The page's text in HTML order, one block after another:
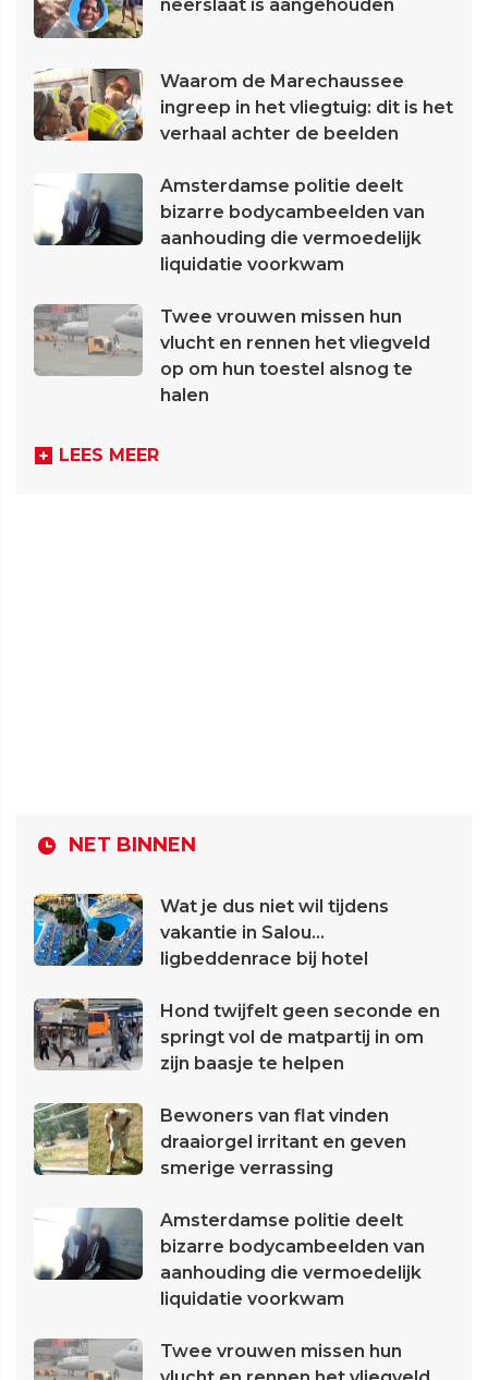
neerslaat is aangehouden
Waarom de Marechaussee
ingreep in het vliegtuig: dit is het
verhaal achter de beelden
Amsterdamse politie deelt
bizarre bodycambeelden van
aanhouding die vermoedelijk
liquidatie voorkwam
Twee vrouwen missen hun
vlucht en rennen het vliegveld
op om hun toestel alsnog te
halen
LEES MEER
NET BINNEN
Wat je dus niet wil tijdens
vakantie in Salou...
ligbeddenrace bij hotel
Hond twijfelt geen seconde en
springt vol de matpartij in om
zijn baasje te helpen
Bewoners van flat vinden
draaiorgel irritant en geven
smerige verrassing
Amsterdamse politie deelt
bizarre bodycambeelden van
aanhouding die vermoedelijk
liquidatie voorkwam
Twee vrouwen missen hun